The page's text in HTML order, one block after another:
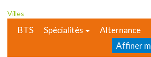
Villes
BTS Spécialités Alternance
Affiner